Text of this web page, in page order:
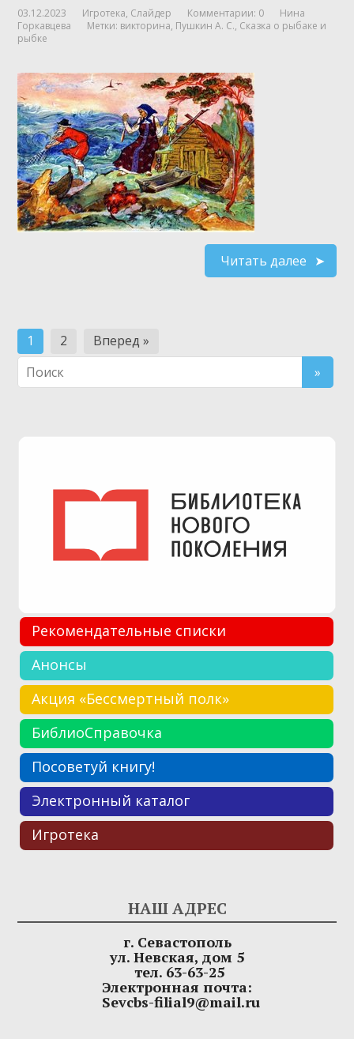
03.12.2023 Игротека, Слайдер Комментарии: 0
Нина
Горкавцева
Метки: викторина, Пушкин А. С., Сказка о рыбаке и
рыбке
Читать далее
Навигация
по
записям
1 2 Вперед »
Рекомендательные списки
Анонсы
Акция «Бессмертный полк»
БиблиоСправочка
Посоветуй книгу!
Электронный каталог
Игротека
НАШ АДРЕС
г. Севастополь
ул. Невская, дом 5
тел. 63-63-25
Электронная почта:
Sevcbs-filial9@mail.ru